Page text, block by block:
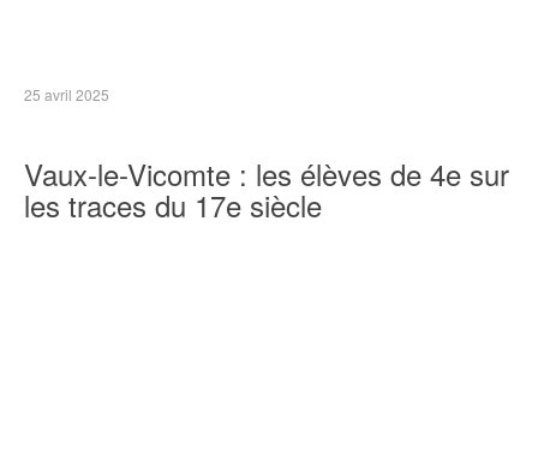
25 avril 2025
Vaux-le-Vicomte : les élèves de 4e sur
les traces du 17e siècle